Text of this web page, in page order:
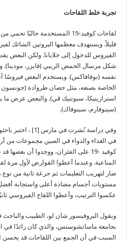
تجربةخلط اللقاحات
لقاحات كوفيد-19 المستخدمة
قليلاً. ويستهدف معظمها البروتين الشائك
الفيروس للدخول إلى خلايانا. ولكن البعض
شكل مرسال الحمض الريبي (فايزر، مودينا).
نفسه (نوفافاكس). ويستخدم البعض فيروسًا
الخاصة بصنعه، مثل حصان طروادة
استرازينيكا، سبوتنيك ڤي). والبعض عرض
(سينوفارم، سينوفاك).
وفي دراسة نُشرت في
في الغذاء والدواء في الصين مجموعات من
كوفيد -19 على الفئران، ووجدوا أن
المناعية. وعندما أعطوا القوارض لأول مرة
ضار لتهريب التعليمات ثم جرعة ثانية من نوع
مستويات أجسام مضادة أعلى واستجابة أفضل
عكسوا الترتيب، وأعطوا اللقاح الفيروسي
ويقول البروفيسور شان لو، الطبيب
بجامعة ماساتشوستس، والذي كان رائدًا في
السبب في أن الجمع بين اللقاحات قد يحسن